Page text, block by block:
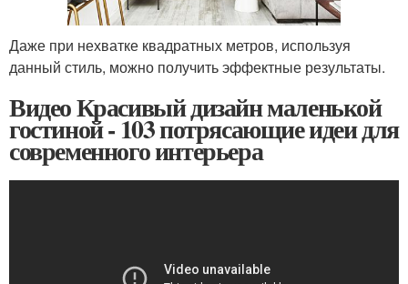
Даже при нехватке квадратных метров, используя
данный стиль, можно получить эффектные результаты.
Видео Красивый дизайн маленькой
гостиной - 103 потрясающие идеи для
современного интерьера